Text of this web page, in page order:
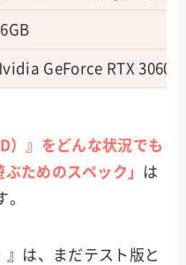
GeForce RTX 3060 /
）』をどんな状況でも
ためのスペック」 は
。
は、まだテスト版と